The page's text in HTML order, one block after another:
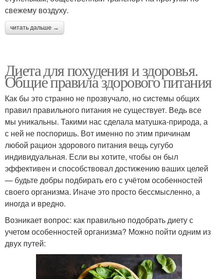
свежему воздуху.
читать дальше →
Диета для похудения и здоровья.
Общие правила здорового питания
Как бы это странно не прозвучало, но системы общих
правил правильного питания не существует. Ведь все
мы уникальны. Такими нас сделала матушка-природа, а
с ней не поспоришь. Вот именно по этим причинам
любой рацион здорового питания вещь сугубо
индивидуальная. Если вы хотите, чтобы он был
эффективен и способствовал достижению ваших целей
— будьте добры подбирать его с учётом особенностей
своего организма. Иначе это просто бессмысленно, а
иногда и вредно.
Возникает вопрос: как правильно подобрать диету с
учетом особенностей организма? Можно пойти одним из
двух путей: